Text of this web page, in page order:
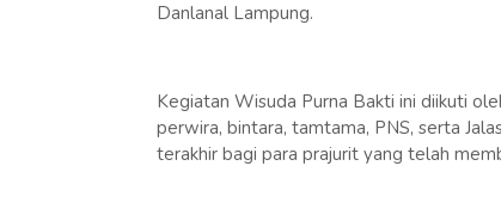
Danlanal Lampung.
Kegiatan Wisuda Purna Bakti ini diikuti
perwira, bintara, tamtama, PNS, serta
terakhir bagi para prajurit yang telah